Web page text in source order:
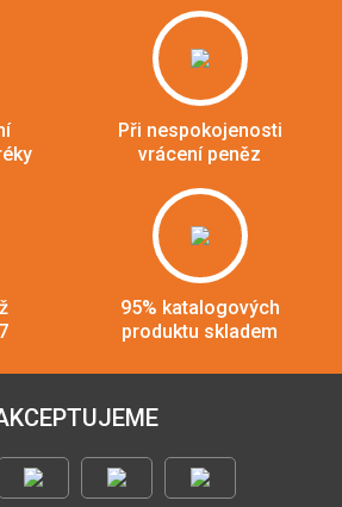
Při nespokojenosti
vrácení peněz
95% katalogových
produktu skladem